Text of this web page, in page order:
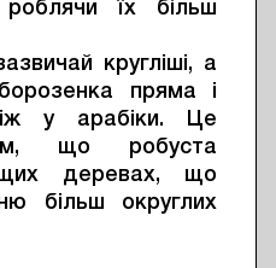
їх більш
кругліші, а
пряма і
у арабіки. Це
що робуста
деревах, що
більш округлих